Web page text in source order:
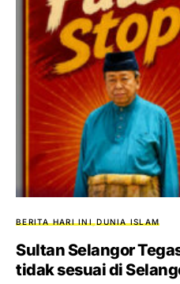
BERITA HARI INI DUNIA ISLAM
Sultan Selangor
tidak sesuai di